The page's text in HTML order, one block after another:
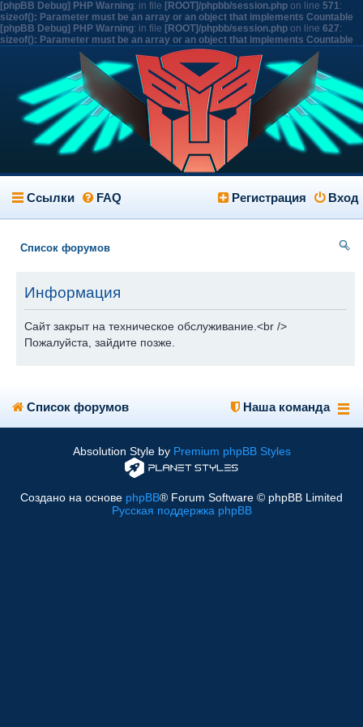
[phpBB Debug] PHP Warning: in file [ROOT]/phpbb/session.php on line 571:
sizeof(): Parameter must be an array or an object that implements Countable
[phpBB Debug] PHP Warning: in file [ROOT]/phpbb/session.php on line 627:
sizeof(): Parameter must be an array or an object that implements Countable
Ссылки FAQ Вход
Регистрация
Список форумов
Информация
Сайт закрыт на техническое обслуживание.<br />
Пожалуйста, зайдите позже.
Список форумов Наша команда
Absolution Style by Premium phpBB Styles
Создано на основе phpBB® Forum Software © phpBB Limited
Русская поддержка phpBB